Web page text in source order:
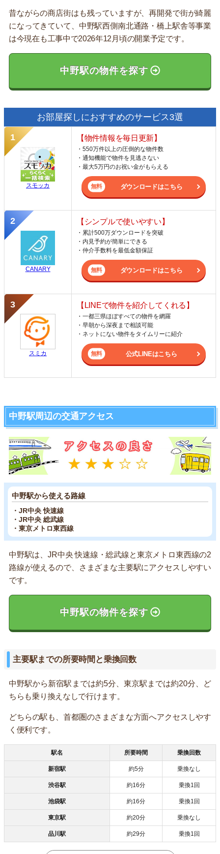
昔ながらの商店街はも残っていますが、再開発で街が綺麗
になってきていて、中野駅西側南北通路・橋上駅舎等事業
は今現在も工事中で2026年12月頃の開業予定です。
中野駅の物件を探す
お部屋探しにおすすめのサービス3選
スモッカ
【物件情報を毎日更新】
・550万件以上の圧倒的な物件数
・通知機能で物件を見逃さない
・最大5万円のお祝い金がもらえる
ダウンロードはこちら
CANARY
【シンプルで使いやすい】
・累計500万ダウンロードを突破
・内見予約が簡単にできる
・仲介手数料を最低金額保証
ダウンロードはこちら
スミカ
【LINEで物件を紹介してくれる】
・一都三県ほぼすべての物件を網羅
・早朝から深夜まで相談可能
・ネットにない物件をタイムリーに紹介
公式LINEはこちら
中野駅周辺の交通アクセス
中野駅から使える路線
・JR中央 快速線
・JR中央 総武線
・東京メトロ東西線
中野駅は、JR中央 快速線・総武線と東京メトロ東西線の2
路線が使えるので、さまざまな主要駅にアクセスしやすい
です。
中野駅の物件を探す
主要駅までの所要時間と乗換回数
中野駅から新宿駅までは約5分、東京駅までは約20分、ど
ちらも乗り換えなしで行けます。
どちらの駅も、首都圏のさまざまな方面へアクセスしやす
く便利です。
駅名 所要時間 乗換回数
新宿駅 約5分 乗換なし
渋谷駅 約16分 乗換1回
池袋駅 約16分 乗換1回
東京駅 約20分 乗換なし
品川駅 約29分 乗換1回